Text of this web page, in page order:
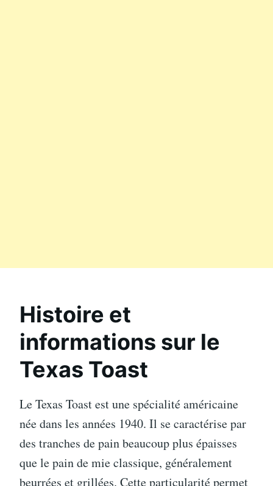
Histoire et
informations sur le
Texas Toast
Le Texas Toast est une spécialité américaine
née dans les années 1940. Il se caractérise par
des tranches de pain beaucoup plus épaisses
que le pain de mie classique, généralement
beurrées et grillées. Cette particularité permet